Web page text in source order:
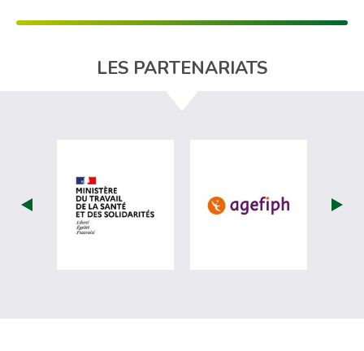
LES PARTENARIATS
visiter les site de Ministère du travail
visiter les